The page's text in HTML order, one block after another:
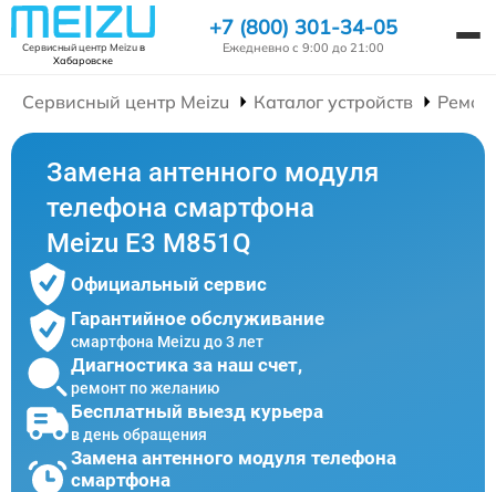
Сервисный центр Meizuв
Хабаровске
+7 (800) 301-34-05
Ежедневно с 9:00 до 21:00
Сервисный центр Meizu Каталог устройств
Замена антенного модуля
телефона смартфона
Meizu E3 M851Q
Официальный сервис
Гарантийное обслуживание
смартфона Meizu до 3 лет
Диагностика за наш счет,
ремонт по желанию
Бесплатный выезд курьера
в день обращения
Замена антенного модуля телефона
смартфона